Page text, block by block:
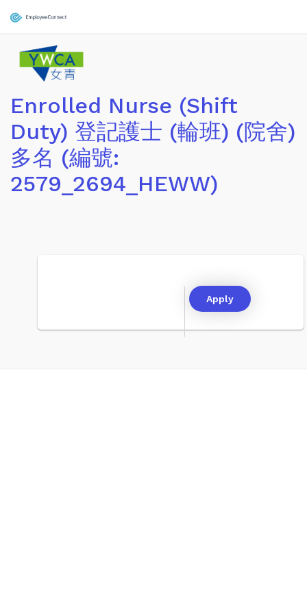
Enrolled Nurse (Shift
Duty) 登記護士 (輪班) (院舍)
多名 (編號:
2579_2694_HEWW)
Apply